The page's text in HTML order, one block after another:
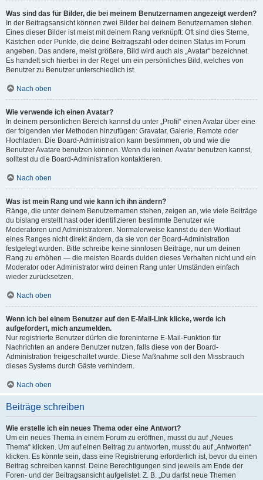
Was sind das für Bilder, die bei meinem Benutzernamen angezeigt werden?
In der Beitragsansicht können zwei Bilder bei deinem Benutzernamen stehen.
Eines dieser Bilder ist meist mit deinem Rang verknüpft: Oft sind dies Sterne,
Kästchen oder Punkte, die deine Beitragszahl oder deinen Status im Forum
angeben. Das andere, meist größere, Bild wird auch als „Avatar“ bezeichnet.
Es handelt sich hierbei in der Regel um ein persönliches Bild, welches von
Benutzer zu Benutzer unterschiedlich ist.
Nach oben
Wie verwende ich einen Avatar?
In deinem persönlichen Bereich kannst du unter „Profil“ einen Avatar über eine
der folgenden vier Methoden hinzufügen: Gravatar, Galerie, Remote oder
Hochladen. Die Board-Administration kann bestimmen, ob und wie die
Benutzer Avatare benutzen können. Wenn du keinen Avatar benutzen kannst,
solltest du die Board-Administration kontaktieren.
Nach oben
Was ist mein Rang und wie kann ich ihn ändern?
Ränge, die unter deinem Benutzernamen stehen, zeigen an, wie viele Beiträge
du bislang erstellt hast oder identifizieren bestimmte Benutzer wie
Moderatoren und Administratoren. Normalerweise kannst du den Wortlaut
eines Ranges nicht direkt ändern, da sie von der Board-Administration
festgelegt wurden. Bitte schreibe keine sinnlosen Beiträge, nur um deinen
Rang zu erhöhen — die meisten Boards dulden dieses Verhalten nicht und ein
Moderator oder Administrator wird deinen Rang unter Umständen einfach
wieder zurücksetzen.
Nach oben
Wenn ich bei einem Benutzer auf den E-Mail-Link klicke, werde ich
aufgefordert, mich anzumelden.
Nur registrierte Benutzer dürfen die foreninterne E-Mail-Funktion für
Nachrichten an andere Benutzer nutzen, falls diese von der Board-
Administration freigeschaltet wurde. Diese Maßnahme soll den Missbrauch
dieses Systems durch Gäste verhindern.
Nach oben
Beiträge schreiben
Wie erstelle ich ein neues Thema oder eine Antwort?
Um ein neues Thema in einem Forum zu eröffnen, musst du auf „Neues
Thema“ klicken. Um auf einen Beitrag zu antworten, musst du auf „Antworten“
klicken. Es könnte sein, dass eine Registrierung erforderlich ist, bevor du einen
Beitrag schreiben kannst. Deine Berechtigungen sind jeweils am Ende der
Foren- und der Beitragsansicht aufgelistet. Z. B. „Du darfst neue Themen